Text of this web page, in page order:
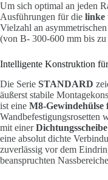
Um sich optimal an jeden
Ausführungen für die linke
Vielzahl an
(von B- 300-600 mm bis
Intelligente Konstruktion
Die Serie STANDARD
äußerst stabile
ist eine M8-Gewindehülse
Wandbefestigungsrosetten
mit einerDichtungsscheibe
eine absolut dichte
zuverlässig vor dem
beanspruchten